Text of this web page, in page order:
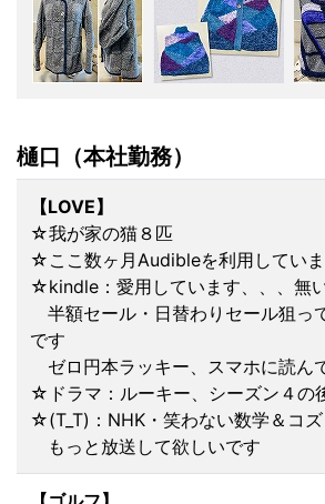
樋口（本社勤務）
【LOVE】
☆我が家の猫８匹
☆ここ数ヶ月Audibleを利用してい
☆kindle：愛用しています、、、無
半額セール・日替わりセール狙っ
です
ゼロ円本ラッキー、スマホに読ん
☆ドラマ：ルーキー、シーズン４の
☆(T_T)：NHK・笑わない数学＆コズ
もっと放送して欲しいです